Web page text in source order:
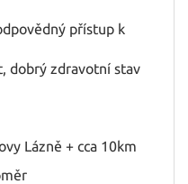
přístup k
dobrý zdravotní stav
Lázně + cca 10km